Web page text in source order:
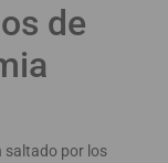
de
saltado por los